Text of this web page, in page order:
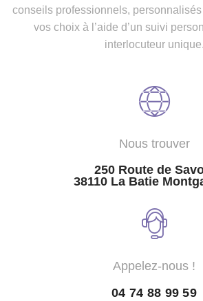
conseils professionnels,
vos choix à l’aide d’un suivi
interlocuteur unique.
Nous trouver
250 Route de
38110 La Batie
Appelez-nous !
04 74 88 99 59